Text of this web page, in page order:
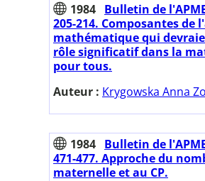
1984 Bulletin de
205-214. Composantes de
mathématique qui
rôle significatif dans la
pour tous.
Auteur : Krygowska Anna
1984 Bulletin de
471-477. Approche du
maternelle et au CP.